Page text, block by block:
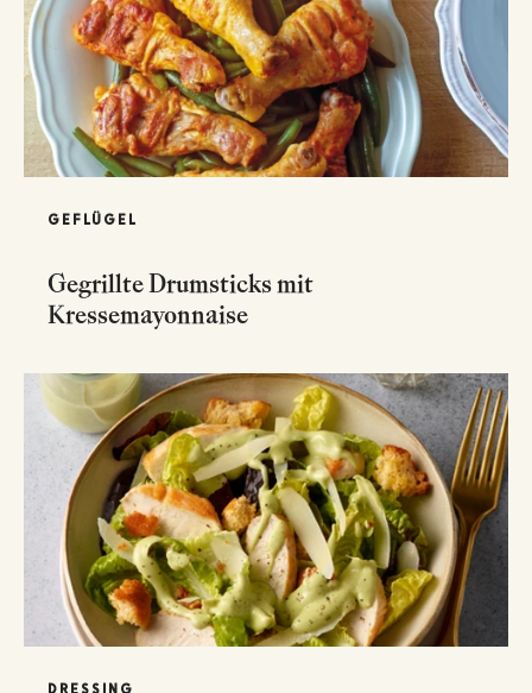
GEFLÜGEL
Gegrillte Drumsticks mit
Kressemayonnaise